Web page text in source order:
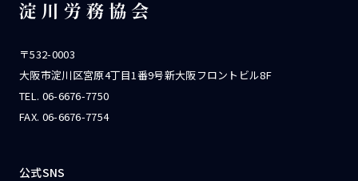
〒532-0003
大阪市淀川区宮原4丁目1番9号新大阪フロントビル8F
TEL. 06-6676-7750
FAX. 06-6676-7754
公式SNS